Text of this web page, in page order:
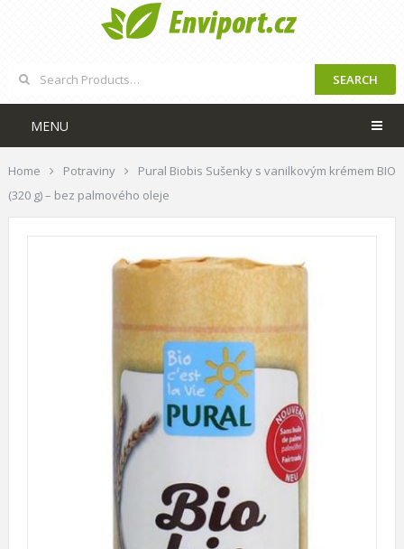
SEARCH
MENU
Home Potraviny
Pural Biobis Sušenky s vanilkovým krémem BIO
(320 g) – bez palmového oleje